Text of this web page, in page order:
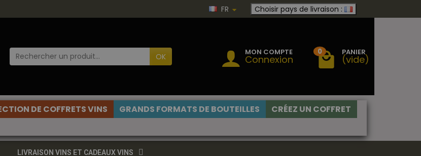
FR Choisir pays de livraison :
OK MON COMPTE
Connexion
0 PANIER
(vide)
DE COFFRETS VINS GRANDS FORMATS DE BOUTEILLES
CRÉEZ UN COFFRET
LIVRAISON VINS ET CADEAUX VINS